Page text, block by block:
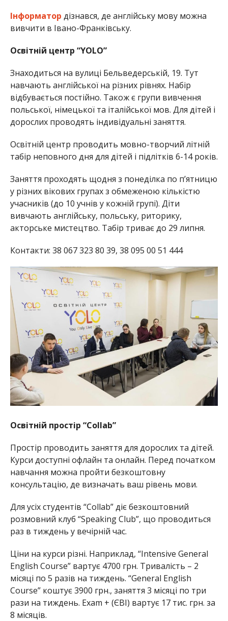
Інформатор дізнався, де англійську мову можна
вивчити в Івано-Франківську.
Освітній центр “YOLO”
Знаходиться на вулиці Бельведерській, 19. Тут
навчають англійської на різних рівнях. Набір
відбувається постійно. Також є групи вивчення
польської, німецької та італійської мов. Для дітей і
дорослих проводять індивідуальні заняття.
Освітній центр проводить мовно-творчий літній
табір неповного дня для дітей і підлітків 6-14 років.
Заняття проходять щодня з понеділка по п’ятницю
у різних вікових групах з обмеженою кількістю
учасників (до 10 учнів у кожній групі). Діти
вивчають англійську, польську, риторику,
акторське мистецтво. Табір триває до 29 липня.
Контакти: 38 067 323 80 39, 38 095 00 51 444
Освітній простір “Collab”
Простір проводить заняття для дорослих та дітей.
Курси доступні офлайн та онлайн. Перед початком
навчання можна пройти безкоштовну
консультацію, де визначать ваш рівень мови.
Для усіх студентів “Collab” діє безкоштовний
розмовний клуб “Speaking Сlub”, що проводиться
раз в тиждень у вечірній час.
Ціни на курси різні. Наприклад, “Intensive General
English Course” вартує 4700 грн. Тривалість – 2
місяці по 5 разів на тиждень. “General English
Course” коштує 3900 грн., заняття 3 місяці по три
рази на тиждень. Exam + (ЄВІ) вартує 17 тис. грн. за
8 місяців.